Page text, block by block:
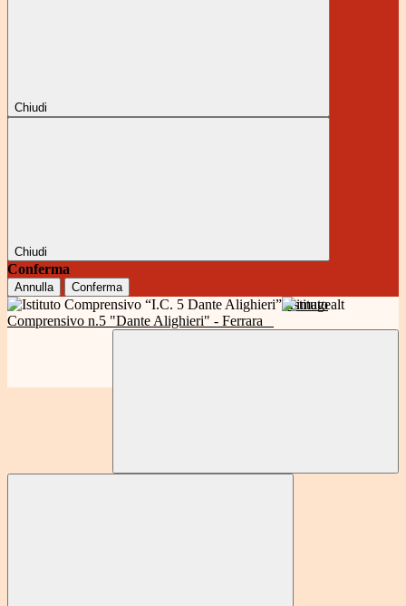
Chiudi
Chiudi
Conferma
Annulla Conferma
Istituto
Comprensivo n.5 "Dante Alighieri" - Ferrara